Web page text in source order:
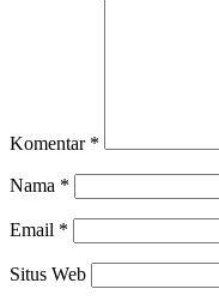
Komentar *
Nama *
Email *
Situs Web